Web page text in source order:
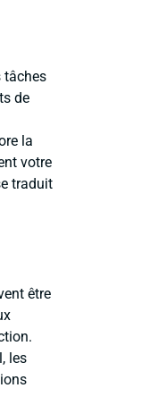
tâches
de
la
votre
traduit
être
les